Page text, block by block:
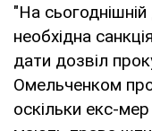
"На
необхідна
дати дозвіл
Омельченком
оскільки екс-